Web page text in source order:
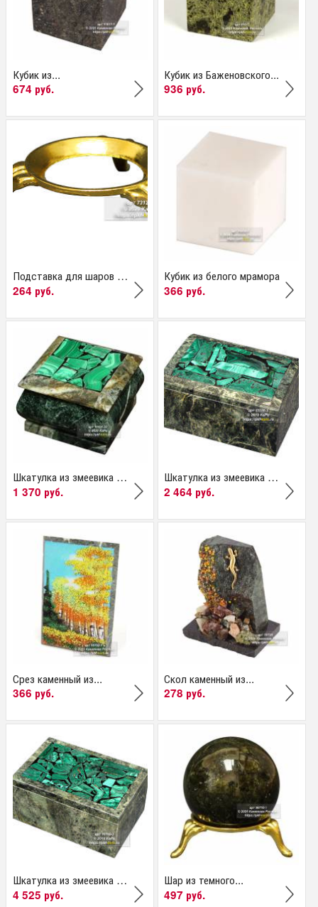
Кубик из...
674 руб.
Кубик из Баженовского...
936 руб.
Подставка для шаров и яиц
264 руб.
Кубик из белого мрамора
366 руб.
Шкатулка из змеевика и...
1 370 руб.
Шкатулка из змеевика и...
2 464 руб.
Срез каменный из...
366 руб.
Скол каменный из...
278 руб.
Шкатулка из змеевика и...
4 525 руб.
Шар из темного...
497 руб.